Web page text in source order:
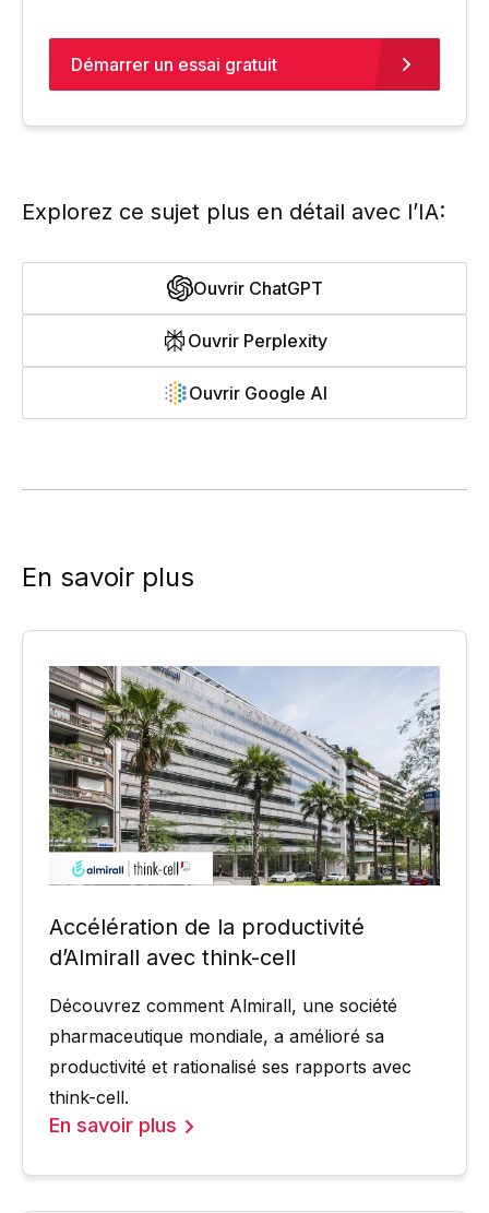
Démarrer un essai gratuit
Explorez ce sujet plus en détail avec l’IA:
Ouvrir ChatGPT
Ouvrir Perplexity
Ouvrir Google AI
En savoir plus
Accélération de la productivité
d’Almirall avec think-cell
Découvrez comment Almirall, une société
pharmaceutique mondiale, a amélioré sa
productivité et rationalisé ses rapports avec
think-cell.
En savoir plus